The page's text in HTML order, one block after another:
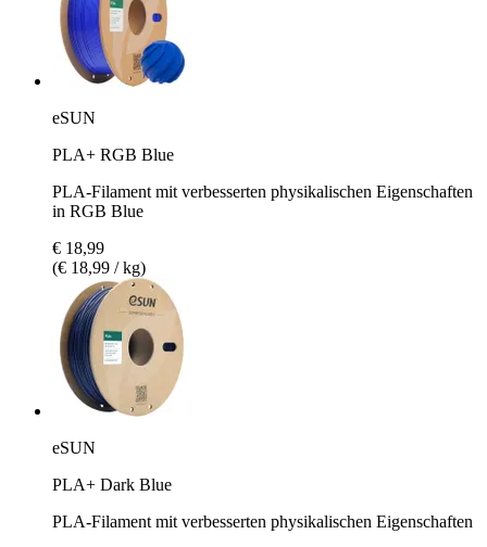
eSUN
PLA+ RGB Blue
PLA-Filament mit verbesserten physikalischen Eigenschaften
in RGB Blue
€ 18,99
(€ 18,99 / kg)
eSUN
PLA+ Dark Blue
PLA-Filament mit verbesserten physikalischen Eigenschaften